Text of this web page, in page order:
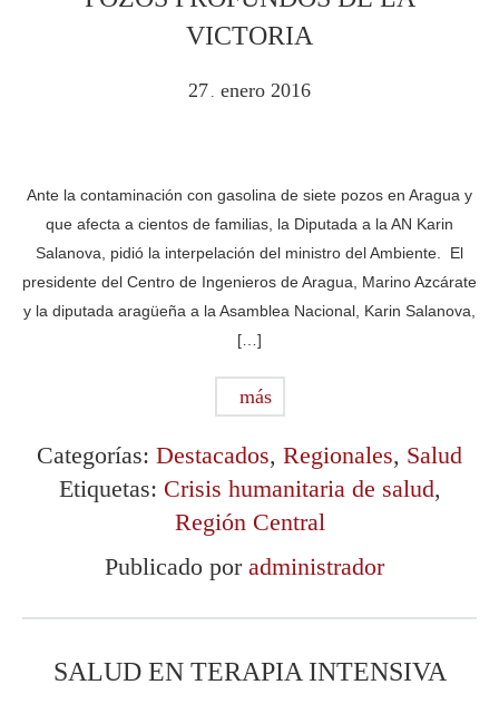
VICTORIA
27 . enero 2016
Ante la contaminación con gasolina de siete pozos en Aragua y
que afecta a cientos de familias, la Diputada a la AN Karin
Salanova, pidió la interpelación del ministro del Ambiente. El
presidente del Centro de Ingenieros de Aragua, Marino Azcárate
y la diputada aragüeña a la Asamblea Nacional, Karin Salanova,
[…]
más
Categorías: Destacados, Regionales, Salud
Etiquetas: Crisis humanitaria de salud,
Región Central
Publicado por administrador
SALUD EN TERAPIA INTENSIVA